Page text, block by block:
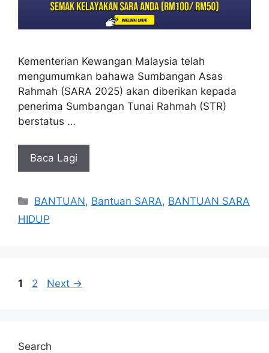
Kementerian Kewangan Malaysia telah
mengumumkan bahawa Sumbangan Asas
Rahmah (SARA 2025) akan diberikan kepada
penerima Sumbangan Tunai Rahmah (STR)
berstatus …
Baca Lagi
Categories
BANTUAN, Bantuan SARA, BANTUAN SARA
HIDUP
Page
1 Page
2 Next →
Search